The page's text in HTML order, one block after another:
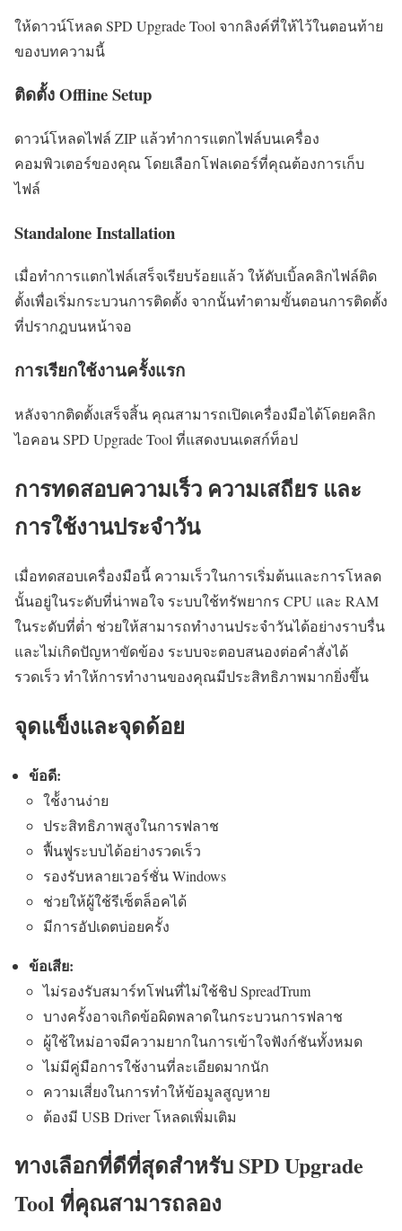
ให้ดาวน์โหลด SPD Upgrade Tool จากลิงค์ที่ให้ไว้ในตอนท้าย
ของบทความนี้
ติดตั้ง Offline Setup
ดาวน์โหลดไฟล์ ZIP แล้วทำการแตกไฟล์บนเครื่อง
คอมพิวเตอร์ของคุณ โดยเลือกโฟลเดอร์ที่คุณต้องการเก็บ
ไฟล์
Standalone Installation
เมื่อทำการแตกไฟล์เสร็จเรียบร้อยแล้ว ให้ดับเบิ้ลคลิกไฟล์ติด
ตั้งเพื่อเริ่มกระบวนการติดตั้ง จากนั้นทำตามขั้นตอนการติดตั้ง
ที่ปรากฎบนหน้าจอ
การเรียกใช้งานครั้งแรก
หลังจากติดตั้งเสร็จสิ้น คุณสามารถเปิดเครื่องมือได้โดยคลิก
ไอคอน SPD Upgrade Tool ที่แสดงบนเดสก์ท็อป
การทดสอบความเร็ว ความเสถียร และ
การใช้งานประจำวัน
เมื่อทดสอบเครื่องมือนี้ ความเร็วในการเริ่มต้นและการโหลด
นั้นอยู่ในระดับที่น่าพอใจ ระบบใช้ทรัพยากร CPU และ RAM
ในระดับที่ต่ำ ช่วยให้สามารถทำงานประจำวันได้อย่างราบรื่น
และไม่เกิดปัญหาขัดข้อง ระบบจะตอบสนองต่อคำสั่งได้
รวดเร็ว ทำให้การทำงานของคุณมีประสิทธิภาพมากยิ่งขึ้น
จุดแข็งและจุดด้อย
ข้อดี:
ใช้้งานง่าย
ประสิทธิภาพสูงในการฟลาช
ฟื้นฟูระบบได้อย่างรวดเร็ว
รองรับหลายเวอร์ชั่น Windows
ช่วยให้ผู้ใช้รีเซ็ตล็อคได้
มีการอัปเดตบ่อยครั้ง
ข้อเสีย:
ไม่รองรับสมาร์ทโฟนที่ไม่ใช้ชิป SpreadTrum
บางครั้งอาจเกิดข้อผิดพลาดในกระบวนการฟลาช
ผู้ใช้ใหม่อาจมีความยากในการเข้าใจฟังก์ชันทั้งหมด
ไม่มีคู่มือการใช้งานที่ละเอียดมากนัก
ความเสี่ยงในการทำให้ข้อมูลสูญหาย
ต้องมี USB Driver โหลดเพิ่มเติม
ทางเลือกที่ดีที่สุดสำหรับ SPD Upgrade
Tool ที่คุณสามารถลอง